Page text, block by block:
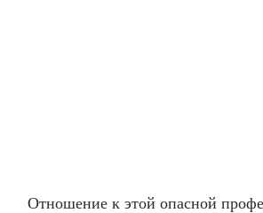
Отношение к этой опасной